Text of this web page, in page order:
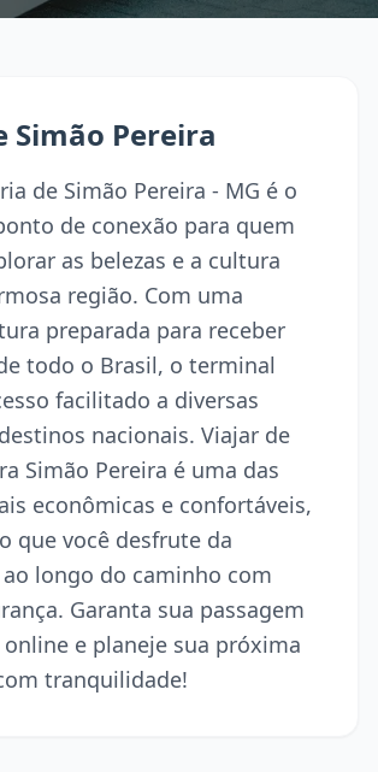
Simão Pereira
de Simão Pereira - MG é o
de conexão para quem
as belezas e a cultura
região. Com uma
preparada para receber
todo o Brasil, o terminal
facilitado a diversas
nacionais. Viajar de
Simão Pereira é uma das
econômicas e confortáveis,
que você desfrute da
longo do caminho com
Garanta sua passagem
e planeje sua próxima
tranquilidade!